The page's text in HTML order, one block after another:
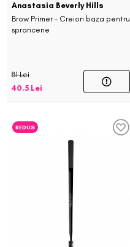
Anastasia Beverly Hills
Brow Primer - Creion baza pentru
sprancene
81 Lei
40.5 Lei
REDUS